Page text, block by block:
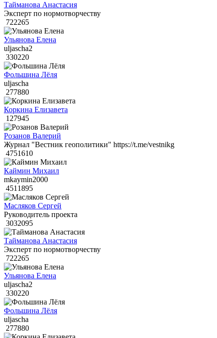
Тайманова Анастасия
Эксперт по нормотворчеству
722265
Ульянова Елена
uljascha2
330220
Фольшина Лёля
uljascha
277880
Коркина Елизавета
127945
Розанов Валерий
Журнал "Вестник геополитики" https://t.me/vestnikg
4751610
Каймин Михаил
mkaymin2000
4511895
Масляков Сергей
Руководитель проекта
3032095
Тайманова Анастасия
Эксперт по нормотворчеству
722265
Ульянова Елена
uljascha2
330220
Фольшина Лёля
uljascha
277880